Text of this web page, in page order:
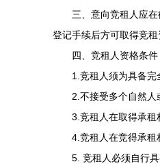
三、意向竞租人应在截
登记手续后方可取得竞
四、竞租人资格条件
1.竞租人须为具备完
2.不接受多个自然人
3.竞租人在取得承租权
4.竞租人在竞得承租权
5. 竞租人必须自行具